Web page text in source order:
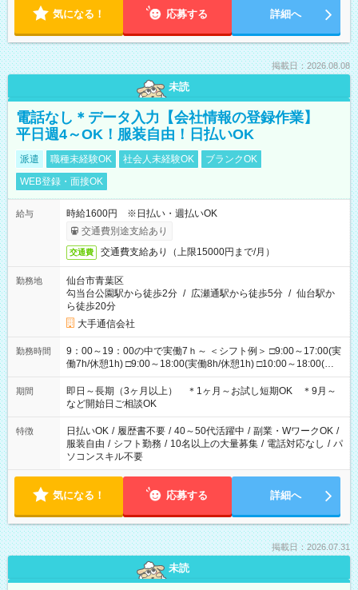
気になる！ 応募する 詳細へ
掲載日：2026.08.08
未読
電話なし＊データ入力【会社情報の登録作業】
平日週4～OK！服装自由！日払いOK
派遣 職種未経験OK 社会人未経験OK
ブランクOK
WEB登録・面接OK
給与
時給1600円 ※日払い・週払いOK
交通費別途支給あり
交通費 交通費支給あり（上限15000円まで/月）
勤務地
仙台市青葉区
勾当台公園駅から徒歩2分 / 広瀬通駅から徒歩5分 / 仙台駅か
ら徒歩20分
大手通信会社
勤務時間
9：00～19：00の中で実働7ｈ～ ＜シフト例＞ □9:00～17:00(実
働7h/休憩1h) □9:00～18:00(実働8h/休憩1h) □10:00～18:00(実
働7h/休憩1h) □10:00～19:00(実働8h/休憩1h) ＊時間固定ＯＫ
期間
即日～長期（3ヶ月以上） ＊1ヶ月～お試し短期OK ＊9月～
など開始日ご相談OK
特徴 日払いOK / 履歴書不要 / 40～50代活躍中 / 副業・WワークOK /
服装自由 / シフト勤務 / 10名以上の大量募集 / 電話対応なし / パ
ソコンスキル不要
気になる！ 応募する 詳細へ
掲載日：2026.07.31
未読